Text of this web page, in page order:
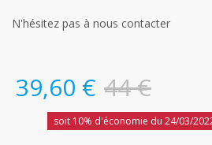
N'hésitez pas à nous contacter
39,60 € 44 €
soit 10% d'économie du 24/03/